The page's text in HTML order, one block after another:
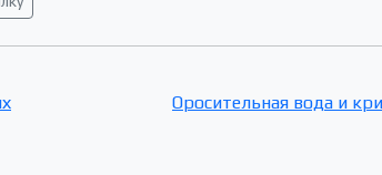
Оросительная вода и